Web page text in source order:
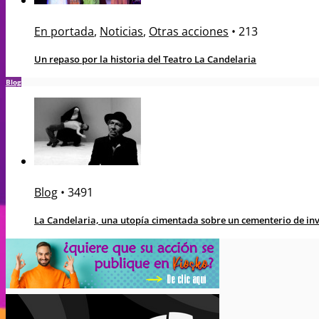
En portada, Noticias, Otras acciones • 213
Un repaso por la historia del Teatro La Candelaria
Blog
Blog • 3491
La Candelaria, una utopía cimentada sobre un cementerio de